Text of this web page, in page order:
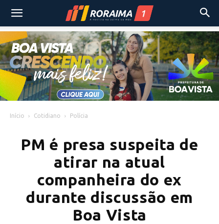
Início Cotidiano Polícia
PM é presa suspeita de
atirar na atual
companheira do ex
durante discussão em
Boa Vista